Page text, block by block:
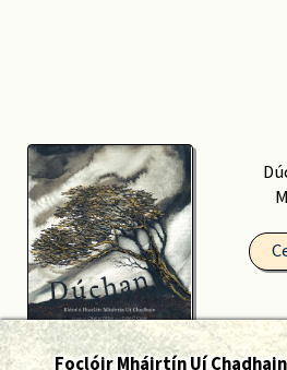
Foclóir Mháirtín Uí Chadhain